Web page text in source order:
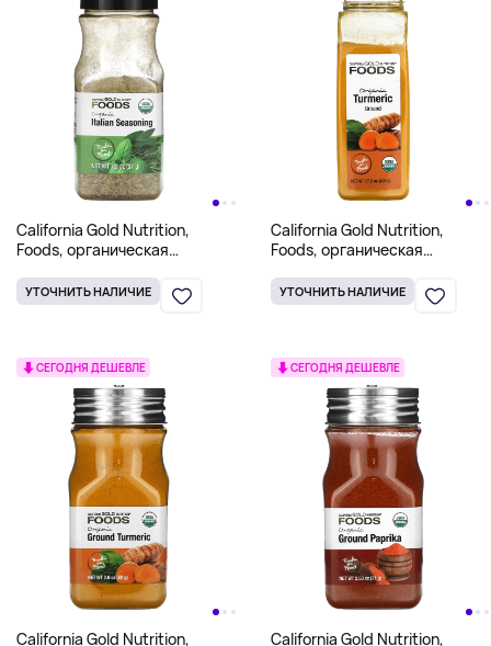
California Gold Nutrition,
Foods, органическая
(1,3 унции)
УТОЧНИТЬ НАЛИЧИЕ
California Gold Nutrition,
Foods, органическая
(17,5 унции)
УТОЧНИТЬ НАЛИЧИЕ
СЕГОДНЯ ДЕШЕВЛЕ
California Gold Nutrition,
СЕГОДНЯ ДЕШЕВЛЕ
California Gold Nutrition,